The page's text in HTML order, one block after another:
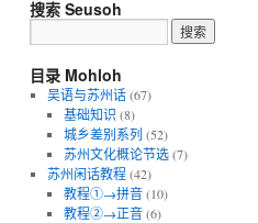
搜索 Seusoh
目录 Mohloh
吴语与苏州话(67)
基础知识 (8)
城乡差别系列 (52)
苏州文化概论节选(7)
苏州闲话教程(42)
教程①→拼音(10)
教程②→正音(6)